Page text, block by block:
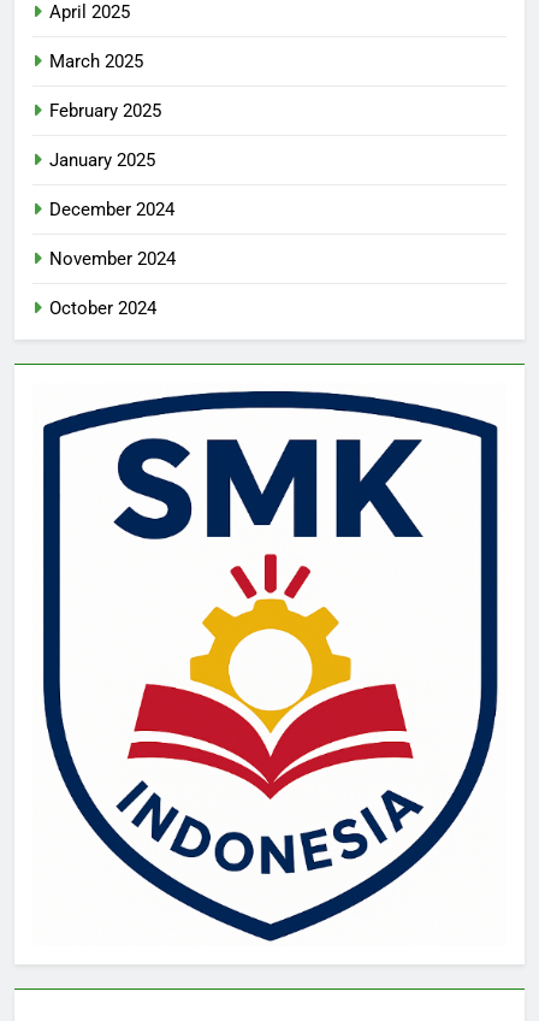
April 2025
March 2025
February 2025
January 2025
December 2024
November 2024
October 2024